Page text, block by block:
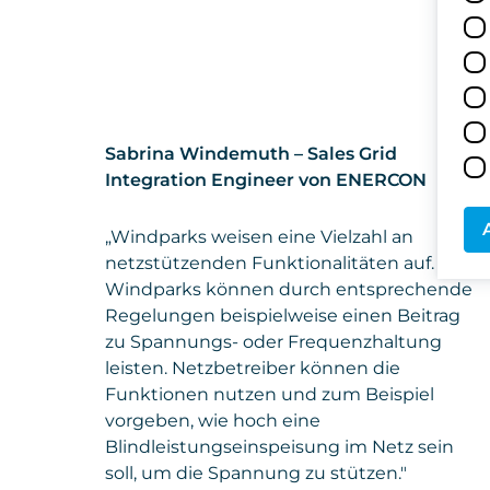
Sabrina Windemuth – Sales Grid
Integration Engineer von ENERCON
„Windparks weisen eine Vielzahl an
netzstützenden Funktionalitäten auf.
Windparks können durch entsprechende
Regelungen beispielweise einen Beitrag
zu Spannungs- oder Frequenzhaltung
leisten. Netzbetreiber können die
Funktionen nutzen und zum Beispiel
vorgeben, wie hoch eine
Blindleistungseinspeisung im Netz sein
soll, um die Spannung zu stützen."